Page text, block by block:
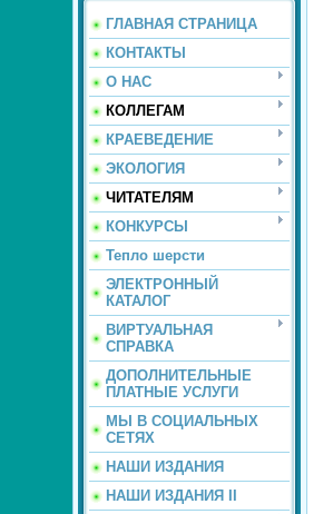
ГЛАВНАЯ СТРАНИЦА
КОНТАКТЫ
О НАС
КОЛЛЕГАМ
КРАЕВЕДЕНИЕ
ЭКОЛОГИЯ
ЧИТАТЕЛЯМ
КОНКУРСЫ
Тепло шерсти
ЭЛЕКТРОННЫЙ
КАТАЛОГ
ВИРТУАЛЬНАЯ
СПРАВКА
ДОПОЛНИТЕЛЬНЫЕ
ПЛАТНЫЕ УСЛУГИ
МЫ В СОЦИАЛЬНЫХ
СЕТЯХ
НАШИ ИЗДАНИЯ
НАШИ ИЗДАНИЯ II